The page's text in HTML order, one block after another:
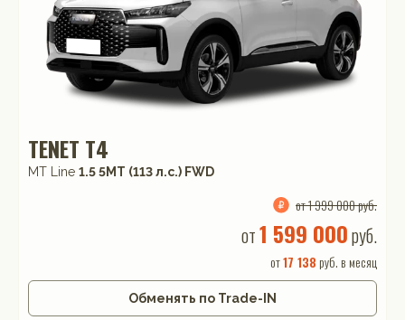
TENET T4
MT Line 1.5 5MT (113 л.с.) FWD
от 1 999 000 руб.
от1 599 000руб.
от17 138 руб. в месяц
Обменять по Trade-IN